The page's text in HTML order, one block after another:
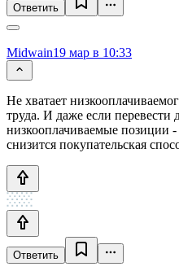
Ответить
Midwain19 мар в 10:33
Не хватает
труда. И даже если
низкооплачиваемые позиции
снизится покупательская
Ответить